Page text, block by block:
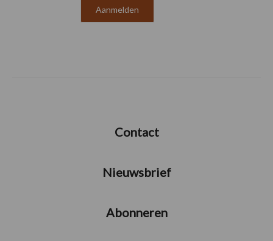
Contact
Nieuwsbrief
Abonneren